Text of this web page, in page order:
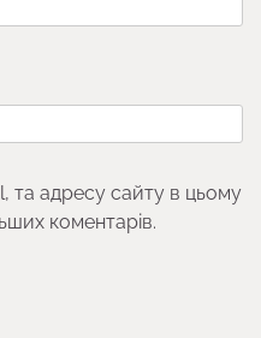
та адресу сайту в цьому
коментарів.